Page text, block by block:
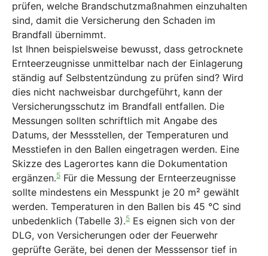
prüfen, welche Brandschutzmaßnahmen einzuhalten
sind, damit die Versicherung den Schaden im
Brandfall übernimmt.
Ist Ihnen beispielsweise bewusst, dass getrocknete
Ernteerzeugnisse unmittelbar nach der Einlagerung
ständig auf Selbstentzündung zu prüfen sind? Wird
dies nicht nachweisbar durchgeführt, kann der
Versicherungsschutz im Brandfall entfallen. Die
Messungen sollten schriftlich mit Angabe des
Datums, der Messstellen, der Temperaturen und
Messtiefen in den Ballen eingetragen werden. Eine
Skizze des Lagerortes kann die Dokumentation
ergänzen.5 Für die Messung der Ernteerzeugnisse
sollte mindestens ein Messpunkt je 20 m² gewählt
werden. Temperaturen in den Ballen bis 45 °C sind
unbedenklich (Tabelle 3).5 Es eignen sich von der
DLG, von Versicherungen oder der Feuerwehr
geprüfte Geräte, bei denen der Messsensor tief in